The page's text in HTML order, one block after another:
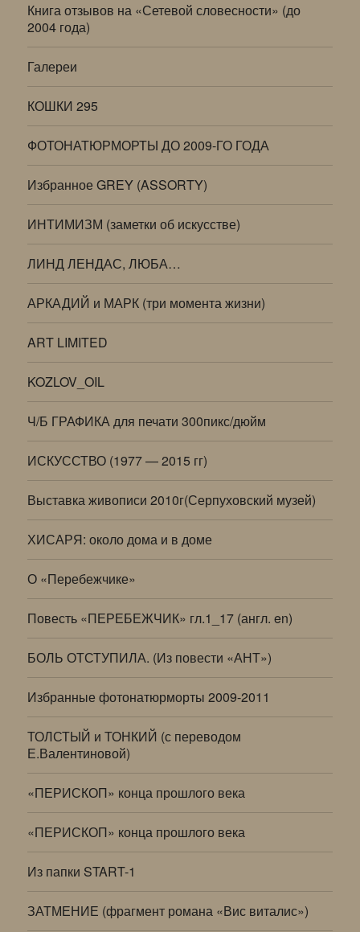
Книга отзывов на «Сетевой словесности» (до
2004 года)
Галереи
КОШКИ 295
ФОТОНАТЮРМОРТЫ ДО 2009-ГО ГОДА
Избранное GREY (ASSORTY)
ИНТИМИЗМ (заметки об искусстве)
ЛИНД ЛЕНДАС, ЛЮБА…
АРКАДИЙ и МАРК (три момента жизни)
ART LIMITED
KOZLOV_OIL
Ч/Б ГРАФИКА для печати 300пикс/дюйм
ИСКУССТВО (1977 — 2015 гг)
Выставка живописи 2010г(Серпуховский музей)
ХИСАРЯ: около дома и в доме
О «Перебежчике»
Повесть «ПЕРЕБЕЖЧИК» гл.1_17 (англ. en)
БОЛЬ ОТСТУПИЛА. (Из повести «АНТ»)
Избранные фотонатюрморты 2009-2011
ТОЛСТЫЙ и ТОНКИЙ (с переводом
Е.Валентиновой)
«ПЕРИСКОП» конца прошлого века
«ПЕРИСКОП» конца прошлого века
Из папки START-1
ЗАТМЕНИЕ (фрагмент романа «Вис виталис»)